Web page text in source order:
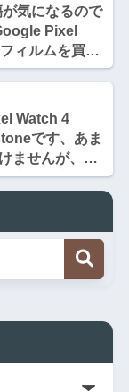
気になるので
Pixel
ィルムを買っ
Watch 4
です、あま
ませんが、画
充電速度とバ